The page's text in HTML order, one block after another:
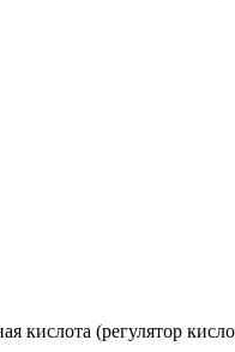
кислота (регулятор